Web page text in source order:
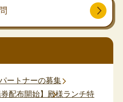
ートナーの募集
券配布開始】殿様ランチ特